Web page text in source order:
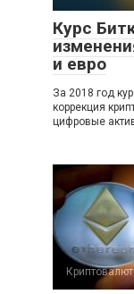
Курс
и евро
За 2018 год
коррекция
цифровые